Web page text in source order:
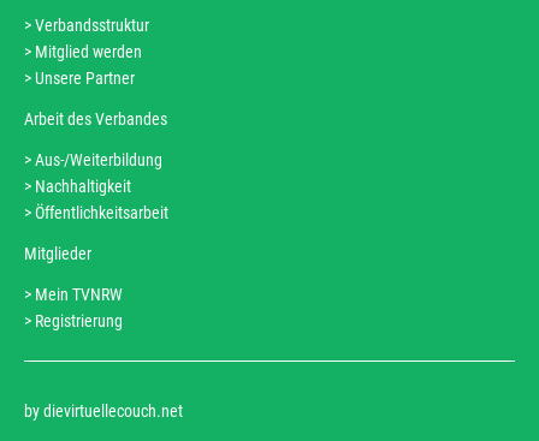
Navigation
überspringen
Verbandsstruktur
Mitglied werden
Unsere Partner
Arbeit des Verbandes
Navigation
überspringen
Aus-/Weiterbildung
Nachhaltigkeit
Öffentlichkeitsarbeit
Mitglieder
Navigation
Mein TVNRW
Registrierung
by dievirtuellecouch.net